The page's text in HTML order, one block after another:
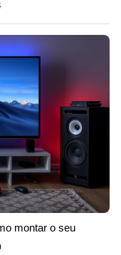
montar o seu